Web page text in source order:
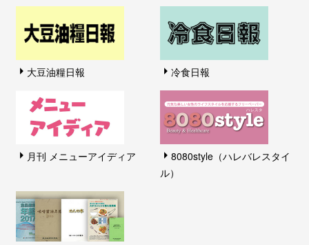
大豆油糧日報 冷食日報
月刊 メニューアイディア
8080style（ハレバレスタイ
ル）